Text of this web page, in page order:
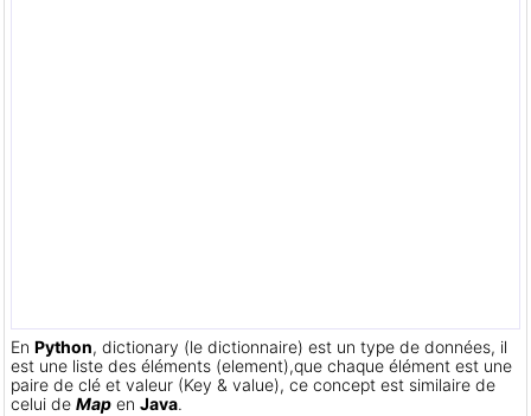
En Python, dictionary (le dictionnaire) est un type de données, il
est une liste des éléments (element),que chaque élément est une
paire de clé et valeur (Key & value), ce concept est similaire de
celui de Map en Java.